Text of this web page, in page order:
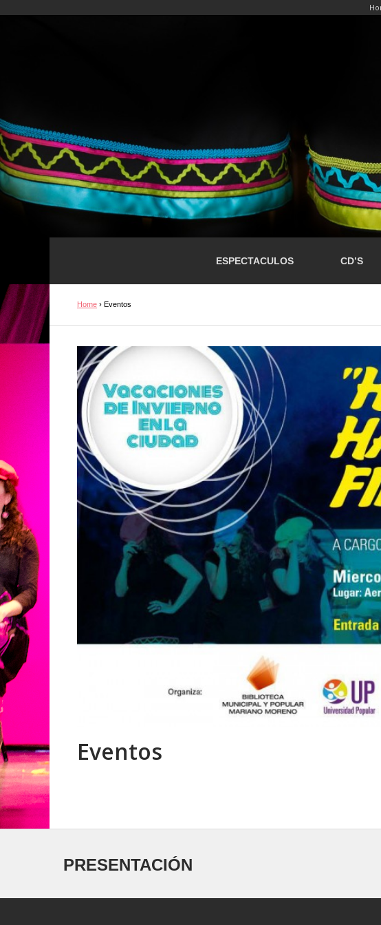
ESPECTACULOS CD’S
Home › Eventos
Eventos
PRESENTACIÓN